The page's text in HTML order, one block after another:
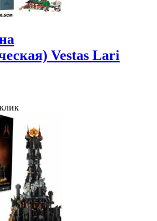
Vestas Lari